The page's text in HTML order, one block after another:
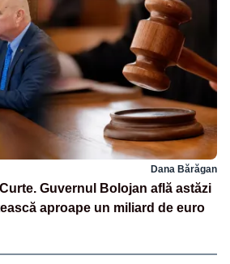
Dana Bărăgan
Guvernul Bolojan află astăzi
aproape un miliard de euro